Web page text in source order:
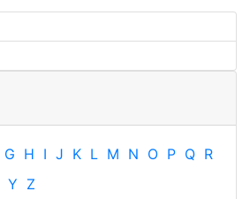
G H I J K L M N O P Q R
Y Z